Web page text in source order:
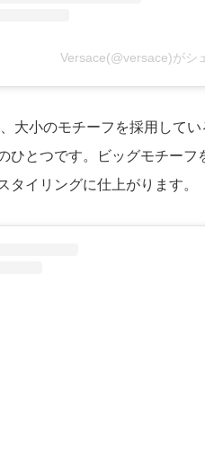
Versace(@versace)がシ
大小のモチーフを採用して
ひとつです。ビッグモチーフ
タイリングに仕上がります。